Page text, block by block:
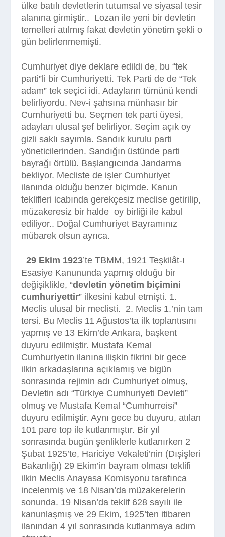
ülke batılı devletlerin tutumsal ve siyasal tesir
alanına girmiştir.. Lozan ile yeni bir devletin
temelleri atılmış fakat devletin yönetim şekli o
gün belirlenmemişti.
Cumhuriyet diye deklare edildi de, bu “tek
parti”li bir Cumhuriyetti. Tek Parti de de “Tek
adam” tek seçici idi. Adayların tümünü kendi
belirliyordu. Nev-i şahsına münhasır bir
Cumhuriyetti bu. Seçmen tek parti üyesi,
adayları ulusal şef belirliyor. Seçim açık oy
gizli saklı sayımla. Sandık kurulu parti
yöneticilerinden. Sandığın üstünde parti
bayrağı örtülü. Başlangıcında Jandarma
bekliyor. Mecliste de işler Cumhuriyet
ilanında olduğu benzer biçimde. Kanun
teklifleri icabında gerekçesiz meclise getirilip,
müzakeresiz bir halde oy birliği ile kabul
ediliyor.. Doğal Cumhuriyet Bayramınız
mübarek olsun ayrıca.
29 Ekim 1923’te TBMM, 1921 Teşkilât-ı
Esasiye Kanununda yapmış olduğu bir
değişiklikle, “devletin yönetim biçimini
cumhuriyettir” ilkesini kabul etmişti. 1.
Meclis ulusal bir meclisti. 2. Meclis 1.’nin tam
tersi. Bu Meclis 11 Ağustos’ta ilk toplantısını
yapmış ve 13 Ekim’de Ankara, başkent
duyuru edilmiştir. Mustafa Kemal
Cumhuriyetin ilanına ilişkin fikrini bir gece
ilkin arkadaşlarına açıklamış ve bigün
sonrasında rejimin adı Cumhuriyet olmuş,
Devletin adı “Türkiye Cumhuriyeti Devleti”
olmuş ve Mustafa Kemal “Cumhurreisi”
duyuru edilmiştir. Aynı gece bu duyuru, atılan
101 pare top ile kutlanmıştır. Bir yıl
sonrasında bugün şenliklerle kutlanırken 2
Şubat 1925’te, Hariciye Vekaleti’nin (Dışişleri
Bakanlığı) 29 Ekim’in bayram olması teklifi
ilkin Meclis Anayasa Komisyonu tarafınca
incelenmiş ve 18 Nisan’da müzakerelerin
sonunda. 19 Nisan’da teklif 628 sayılı ile
kanunlaşmış ve 29 Ekim, 1925’ten itibaren
ilanından 4 yıl sonrasında kutlanmaya adım